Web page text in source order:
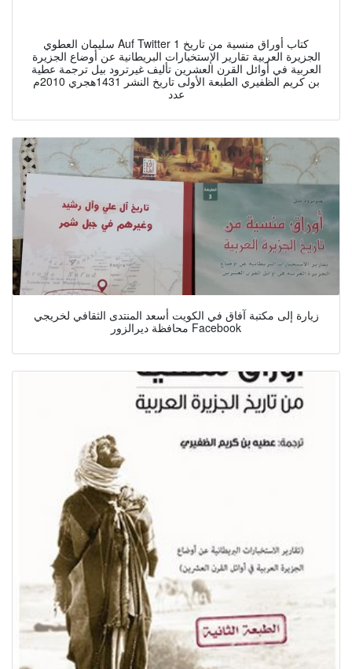
سليمان العطوي Auf Twitter 1 كتاب أوراق منسية من تاريخ
الجزيرة العربية تقارير الإستخبارات البريطانية عن أوضاع الجزيرة
العربية في أوائل القرن العشرين تأليف غيرترود بيل ترجمة عطية
بن كريم الظفيري الطبعة الأولى تاريخ النشر 1431هجري 2010م
عدد
زيارة إلى مكتبة آفاق في الكويت أسعد المنتدى الثقافي لخريجي
محافظة ديرالزور Facebook